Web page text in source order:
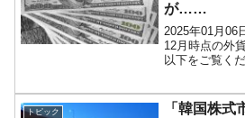
が……
2025年01月06
12月時点の外
以下をご覧く
備高：4,156
※前月比：+2
⇒Securities：
トピック
「韓国株式